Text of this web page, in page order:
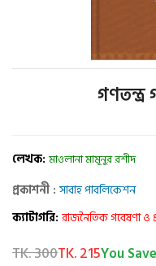
লেখক: মাওলানা মামূনুর রশীদ
প্রকাশনী :সাবাহ পাবলিকেশন
ক্যাটাগরি: রাজনৈতিক গবেষণা ও
TK. 300TK. 215You